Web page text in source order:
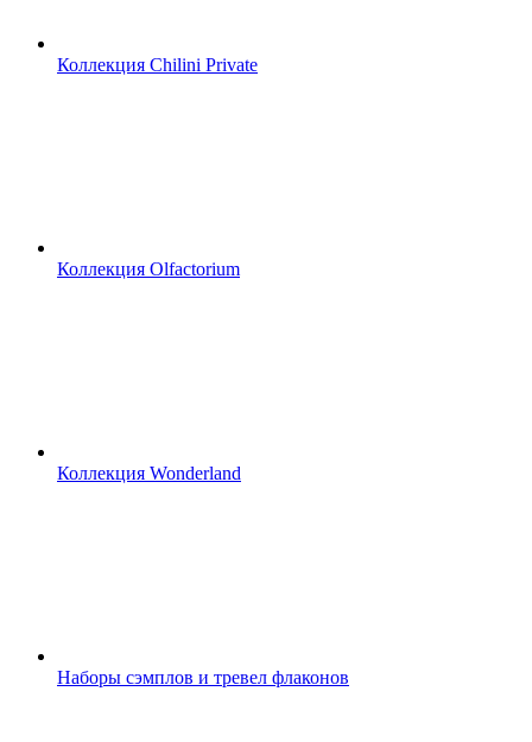
Коллекция Chilini Private
Коллекция Olfactorium
Коллекция Wonderland
Наборы сэмплов и тревел флаконов